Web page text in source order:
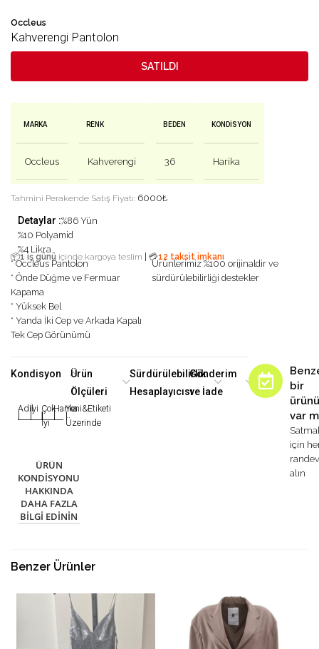
Occleus
Kahverengi Pantolon
SATILDI
MARKA
Occleus
RENK
Kahverengi
BEDEN
36
KONDISYON
Harika
Tahmini Perakende Satış Fiyatı: 6000₺
Detaylar :%86 Yün
%10 Polyamid
%4 Likra
📦1 iş günü içinde kargoya teslim 💳12 taksit imkanı
* Occleus Pantolon
* Önde Düğme ve Fermuar
Kapama
* Yüksek Bel
* Yanda İki Cep ve Arkada Kapalı
Tek Cep Görünümü
Ürünlerimiz %100 orijinaldir ve
sürdürülebilirliği destekler
Kondisyon
Adilİyi
|
Çok
İyi
Harika
|
Yeni&Etiketi
Üzerinde
ÜRÜN
KONDISYONU
HAKKINDA
DAHA FAZLA
BILGI EDININ
Ürün
Ölçüleri
Sürdürülebilirlik
Hesaplayıcısı
Gönderim
ve İade
bir
var
için
alın
Benzer Ürünler